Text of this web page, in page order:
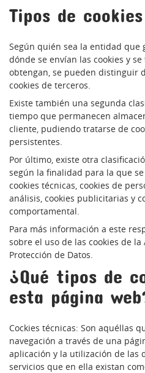
Tipos de cookies
Según quién sea la entidad que
dónde se envían las cookies y
obtengan, se pueden distinguir
cookies de terceros.
Existe también una segunda
tiempo que permanecen
cliente, pudiendo tratarse de
persistentes.
Por último, existe otra
según la finalidad para la que
cookies técnicas, cookies de
análisis, cookies publicitarias y
comportamental.
Para más información a este
sobre el uso de las cookies de la
Protección de Datos.
¿Qué tipos de
esta página
Cockies técnicas: Son aquéllas
navegación a través de una
aplicación y la utilización de las
servicios que en ella existan